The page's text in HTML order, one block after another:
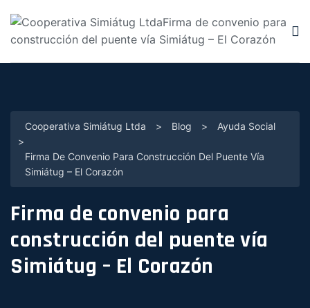
Cooperativa Simiátug Ltda > Blog >
Ayuda Social
>
Firma De Convenio Para Construcción Del Puente Vía
Simiátug – El Corazón
Firma de convenio para
construcción del puente vía
Simiátug – El Corazón